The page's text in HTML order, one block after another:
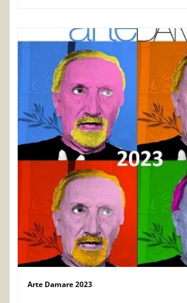
Arte Damare 2023